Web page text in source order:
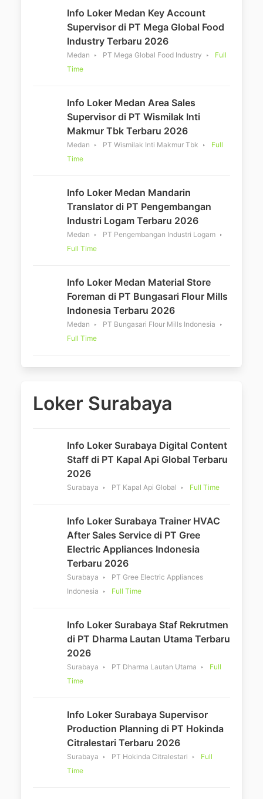
Info Loker Medan Key Account
Supervisor di PT Mega Global Food
Industry Terbaru 2026
Medan PT Mega Global Food Industry
Full
Time
Info Loker Medan Area Sales
Supervisor di PT Wismilak Inti
Makmur Tbk Terbaru 2026
Medan PT Wismilak Inti Makmur Tbk
Full
Time
Info Loker Medan Mandarin
Translator di PT Pengembangan
Industri Logam Terbaru 2026
Medan
PT Pengembangan Industri Logam
Full Time
Info Loker Medan Material Store
Foreman di PT Bungasari Flour Mills
Indonesia Terbaru 2026
Medan
PT Bungasari Flour Mills Indonesia
Full Time
Loker Surabaya
Info Loker Surabaya Digital Content
Staff di PT Kapal Api Global Terbaru
2026
Surabaya PT Kapal Api Global Full Time
Info Loker Surabaya Trainer HVAC
After Sales Service di PT Gree
Electric Appliances Indonesia
Terbaru 2026
Surabaya
PT Gree Electric Appliances
Indonesia
Full Time
Info Loker Surabaya Staf Rekrutmen
di PT Dharma Lautan Utama Terbaru
2026
Surabaya PT Dharma Lautan Utama
Full
Time
Info Loker Surabaya Supervisor
Production Planning di PT Hokinda
Citralestari Terbaru 2026
Surabaya PT Hokinda Citralestari
Full
Time